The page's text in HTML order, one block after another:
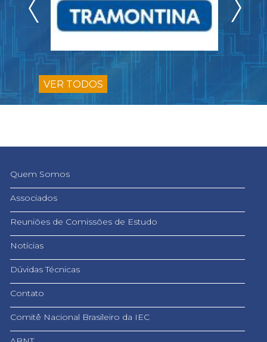
VER TODOS
Quem Somos
Associados
Reuniões de Comissões de Estudo
Notícias
Dúvidas Técnicas
Contato
Comitê Nacional Brasileiro da IEC